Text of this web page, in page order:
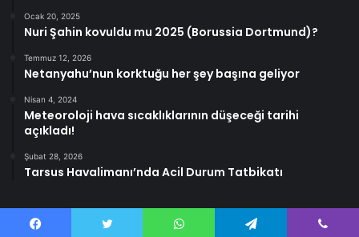
Ocak 20, 2025
Nuri Şahin kovuldu mu 2025 (Borussia Dortmund)?
Temmuz 12, 2026
Netanyahu’nun korktuğu her şey başına geliyor
Nisan 4, 2024
Meteoroloji hava sıcaklıklarının düşeceği tarihi
açıkladı!
Şubat 28, 2026
Tarsus Havalimanı’nda Acil Durum Tatbikatı